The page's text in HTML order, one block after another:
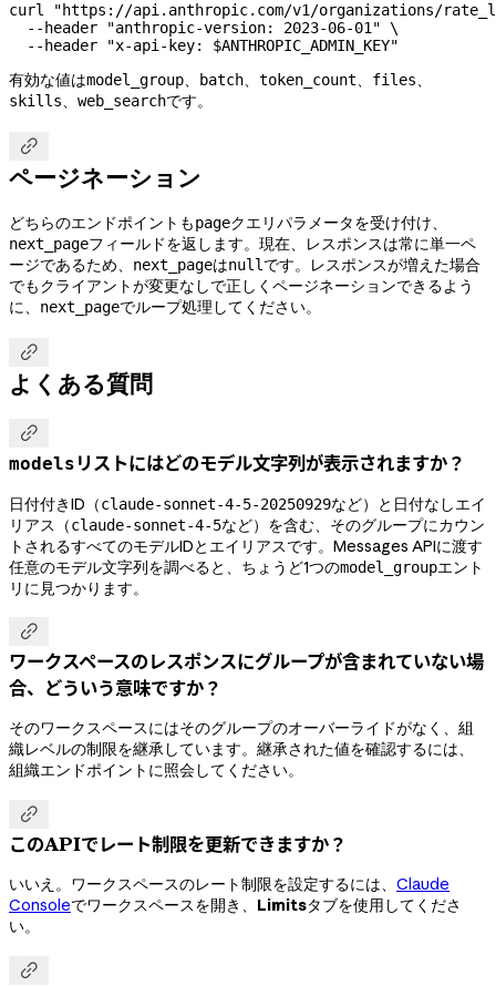
curl "https://api.anthropic.com/v1/organizations/
  --header
"anthropic-version: 2023-06-01" \
  --header
"x-api-key: $ANTHROPIC_ADMIN_KEY"
有効な値はmodel_group、 batch、 token_count、 files、
skills、 web_searchです。

ページネーション
どちらのエンドポイントもpageクエリパラメータを受け付け、
next_pageフィールドを返します。現在、レスポンスは常に単一ペ
ージであるため、
next_pageはnullです。レスポンスが増えた場合
でもクライアントが変更なしで正しくページネーションできるよう
に、
next_pageでループ処理してください。

よくある質問

models リストにはどのモデル文字列が表示されますか？
日付付きID（claude-sonnet-4-5-20250929など）と日付なしエイ
リアス（claude-sonnet-4-5など）を含む、そのグループにカウン
トされるすべてのモデルIDとエイリアスです。Messages APIに渡す
任意のモデル文字列を調べると、ちょうど1つのmodel_groupエント
リに見つかります。

ワークスペースのレスポンスにグループが含まれていない場
合、どういう意味ですか？
そのワークスペースにはそのグループのオーバーライドがなく、組
織レベルの制限を継承しています。継承された値を確認するには、
組織エンドポイントに照会してください。

このAPIでレート制限を更新できますか？
いいえ。ワークスペースのレート制限を設定するには、 Claude
Consoleでワークスペースを開き、 Limitsタブを使用してくださ
い。
